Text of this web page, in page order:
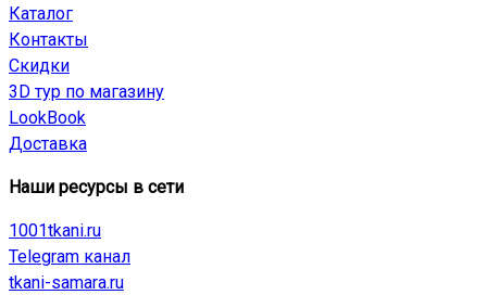
Каталог
Контакты
Скидки
3D тур по магазину
LookBook
Доставка
Наши ресурсы в сети
1001tkani.ru
Telegram канал
tkani-samara.ru